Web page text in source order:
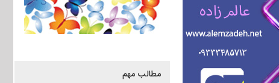
مطالب مهم